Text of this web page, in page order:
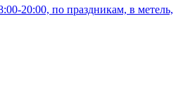
20:00, по праздникам, в метель,